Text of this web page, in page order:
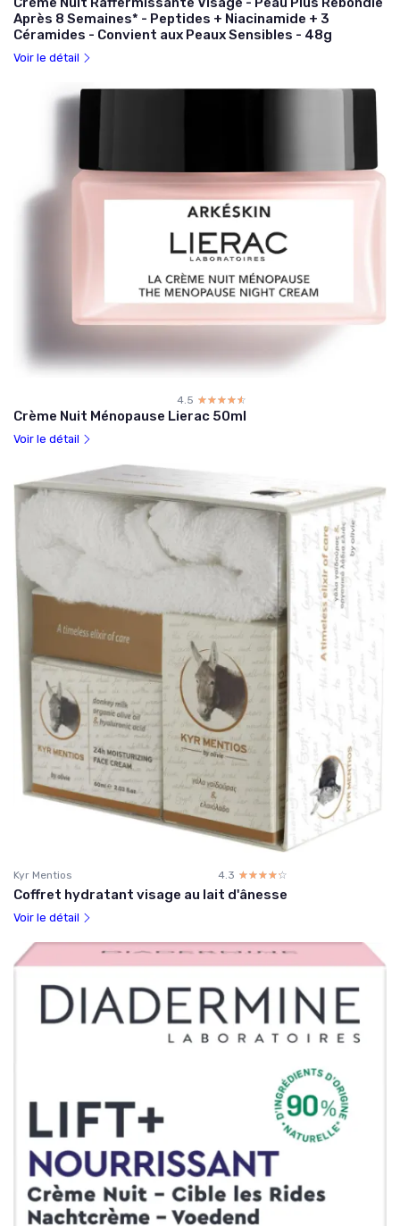
Après 8 Semaines* - Peptides + Niacinamide + 3
Céramides - Convient aux Peaux Sensibles - 48g
Voir le détail
4.5 ☆☆☆☆☆
★★★★★
Crème Nuit Ménopause Lierac 50ml
Voir le détail
Kyr Mentios 4.3 ☆☆☆☆☆
★★★★★
Coffret hydratant visage au lait d'ânesse
Voir le détail